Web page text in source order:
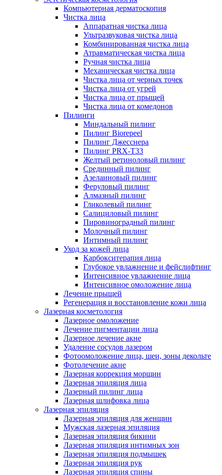
Компьютерная дерматоскопия
Чистка лица
Аппаратная чистка лица
Ультразвуковая чистка лица
Комбинированная чистка лица
Атравматическая чистка лица
Ручная чистка лица
Механическая чистка лица
Чистка лица от черных точек
Чистка лица от угрей
Чистка лица от прыщей
Чистка лица от комедонов
Пилинги
Миндальный пилинг
Пилинг Biorepeel
Пилинг Джесснера
Пилинг PRX-T33
Желтый ретиноловый пилинг
Срединный пилинг
Азелаиновый пилинг
Феруловый пилинг
Алмазный пилинг
Гликолевый пилинг
Салициловый пилинг
Пировиноградный пилинг
Молочный пилинг
Интимный пилинг
Уход за кожей лица
Карбокситерапия лица
Глубокое увлажнение и фейслифтинг
Интенсивное увлажнение лица
Интенсивное омоложение лица
Лечение прыщей
Регенерация и восстановление кожи лица
Лазерная косметология
Лазерное омоложение
Лечение пигментации лица
Лазерное лечение акне
Удаление сосудов лазером
Фотоомоложение лица, шеи, зоны декольте
Фотолечение акне
Лазерная коррекция морщин
Лазерная эпиляция лица
Лазерный пилинг лица
Лазерная шлифовка лица
Лазерная эпиляция
Лазерная эпиляция для женщин
Мужская лазерная эпиляция
Лазерная эпиляция бикини
Лазерная эпиляция интимных зон
Лазерная эпиляция подмышек
Лазерная эпиляция рук
Лазерная эпиляция спины